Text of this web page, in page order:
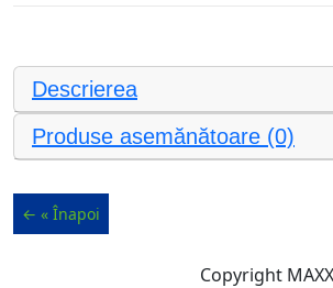
Descrierea
Produse asemănătoare (0)
Copyright